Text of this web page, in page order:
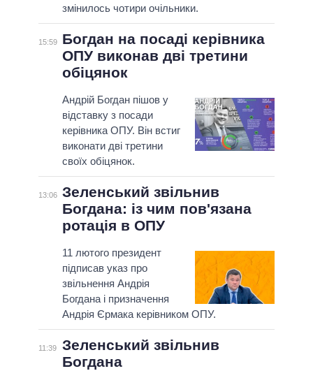
змінилось чотири очільники.
15:59
Богдан на посаді керівника
ОПУ виконав дві третини
обіцянок
Андрій Богдан пішов у
відставку з посади
керівника ОПУ. Він встиг
виконати дві третини
своїх обіцянок.
13:06 Зеленський звільнив
Богдана: із чим пов'язана
ротація в ОПУ
11 лютого президент
підписав указ про
звільнення Андрія
Богдана і призначення
Андрія Єрмака керівником ОПУ.
11:39
Зеленський звільнив
Богдана